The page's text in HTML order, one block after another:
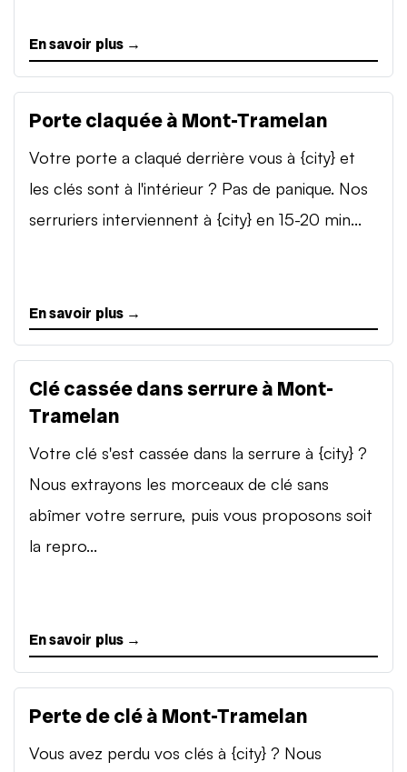
En savoir plus →
Porte claquée à Mont-Tramelan
Votre porte a claqué derrière vous à {city} et
les clés sont à l'intérieur ? Pas de panique. Nos
serruriers interviennent à {city} en 15-20 min...
En savoir plus →
Clé cassée dans serrure à Mont-
Tramelan
Votre clé s'est cassée dans la serrure à {city} ?
Nous extrayons les morceaux de clé sans
abîmer votre serrure, puis vous proposons soit
la repro...
En savoir plus →
Perte de clé à Mont-Tramelan
Vous avez perdu vos clés à {city} ? Nous